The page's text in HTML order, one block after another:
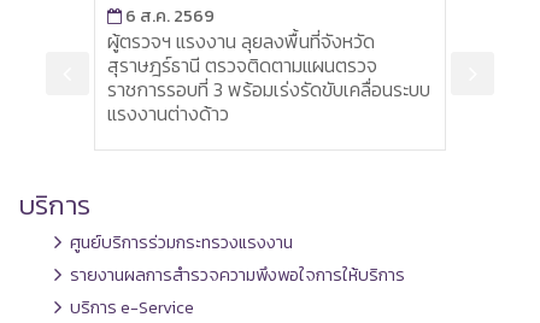
6 ส.ค. 2569
ผู้ตรวจฯ แรงงาน ลุยลงพื้นที่จังหวัด
สุราษฎร์ธานี ตรวจติดตามแผนตรวจ
ราชการรอบที่ 3 พร้อมเร่งรัดขับเคลื่อนระบบ
แรงงานต่างด้าว
บริการ
ศูนย์บริการร่วมกระทรวงแรงงาน
รายงานผลการสำรวจความพึงพอใจการให้บริการ
บริการ e-Service